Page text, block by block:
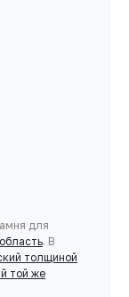
для
. В
толщиной
той же